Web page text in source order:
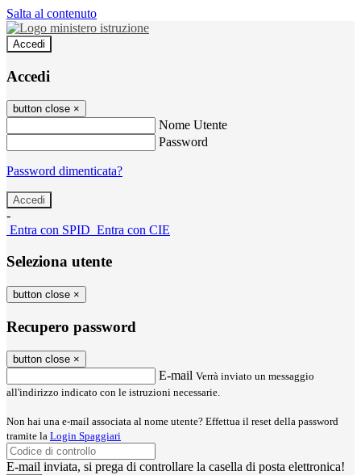
Salta al contenuto
Accedi
Accedi
button close ×
Nome Utente
Password
Password dimenticata?
-
Entra con SPID Entra con CIE
Seleziona utente
button close ×
Recupero password
button close ×
E-mail Verrà inviato un messaggio
all'indirizzo indicato con le istruzioni necessarie.
Non hai una e-mail associata al nome utente? Effettua il reset della password
tramite la Login Spaggiari
E-mail inviata, si prega di controllare la casella di posta elettronica!